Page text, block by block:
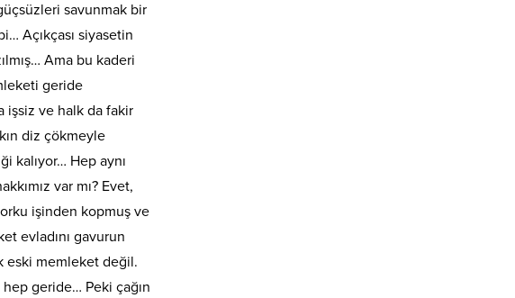
savunmak bir
Açıkçası siyasetin
Ama bu kaderi
geride
işsiz ve halk da fakir
diz çökmeyle
kalıyor… Hep aynı
var mı? Evet,
işinden kopmuş ve
evladını gavurun
eski memleket değil.
geride… Peki çağın